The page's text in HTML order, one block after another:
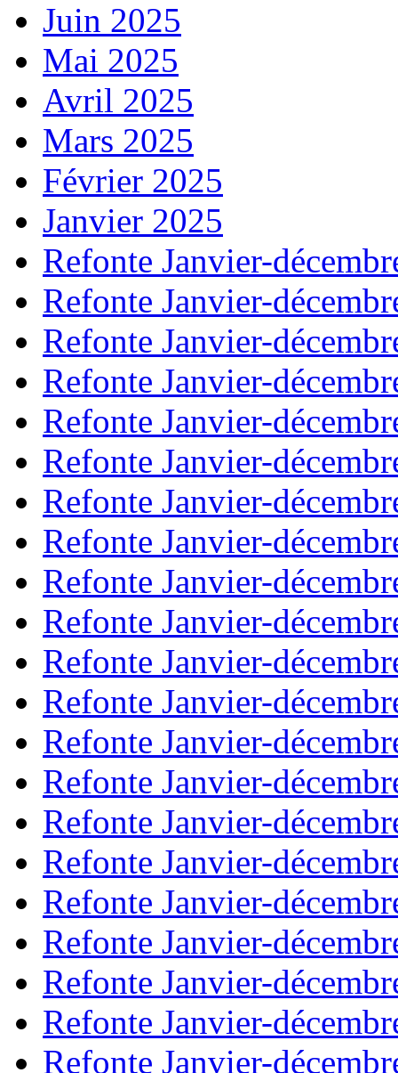
Juin 2025
Mai 2025
Avril 2025
Mars 2025
Février 2025
Janvier 2025
Refonte Janvier-
Refonte Janvier-
Refonte Janvier-
Refonte Janvier-
Refonte Janvier-
Refonte Janvier-
Refonte Janvier-
Refonte Janvier-
Refonte Janvier-
Refonte Janvier-
Refonte Janvier-
Refonte Janvier-
Refonte Janvier-
Refonte Janvier-
Refonte Janvier-
Refonte Janvier-
Refonte Janvier-
Refonte Janvier-
Refonte Janvier-
Refonte Janvier-
Refonte Janvier-